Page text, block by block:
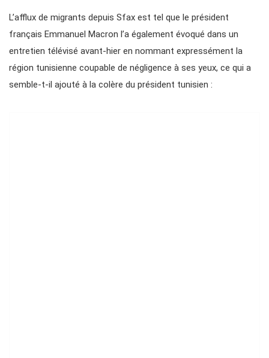
L’afflux de migrants depuis Sfax est tel que le président
français Emmanuel Macron l’a également évoqué dans un
entretien télévisé avant-hier en nommant expressément la
région tunisienne coupable de négligence à ses yeux, ce qui a
semble-t-il ajouté à la colère du président tunisien :